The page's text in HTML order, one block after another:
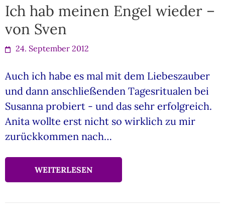
Ich hab meinen Engel wieder –
von Sven
24. September 2012
Auch ich habe es mal mit dem Liebeszauber
und dann anschließenden Tagesritualen bei
Susanna probiert - und das sehr erfolgreich.
Anita wollte erst nicht so wirklich zu mir
zurückkommen nach…
WEITERLESEN